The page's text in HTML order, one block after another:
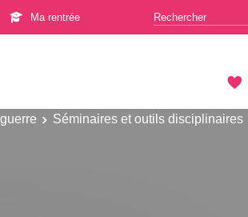
Ma rentrée
Séminaires et outils disciplinaires